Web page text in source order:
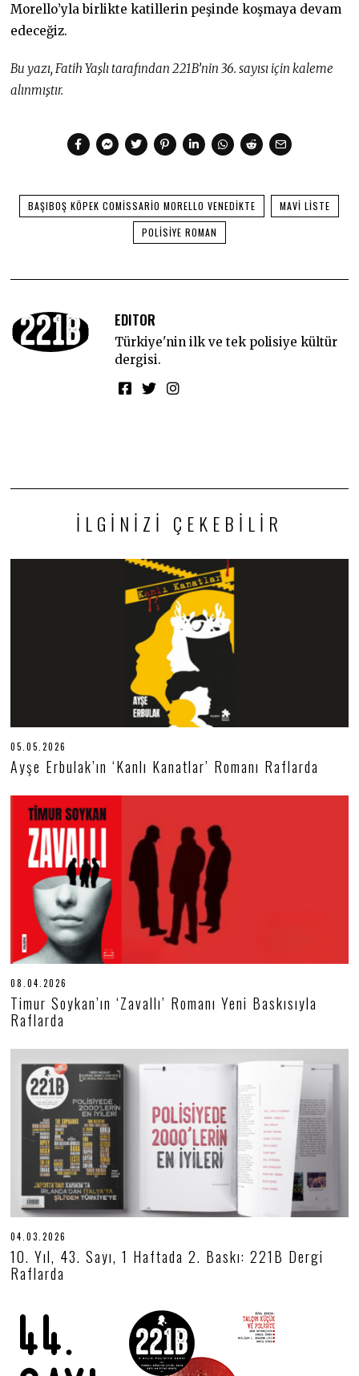
Morello’yla birlikte katillerin peşinde koşmaya devam
edeceğiz.
Bu yazı, Fatih Yaşlı tarafından 221B’nin 36. sayısı için kaleme
alınmıştır.
BAŞIBOŞ KÖPEK COMISSARIO MORELLO VENEDIKTE
MAVI LISTE
POLISIYE ROMAN
EDITOR
Türkiye'nin ilk ve tek polisiye kültür
dergisi.
İLGINIZI ÇEKEBILIR
05.05.2026
.
5
.
2
0
2
6
Ayşe Erbulak’ın ‘Kanlı Kanatlar’ Romanı Raflarda
08.04.2026
.
0
2
6
Timur Soykan’ın ‘Zavallı’ Romanı Yeni Baskısıyla
Raflarda
04.03.2026
4
.
10. Yıl, 43. Sayı, 1 Haftada 2. Baskı: 221B Dergi
Raflarda